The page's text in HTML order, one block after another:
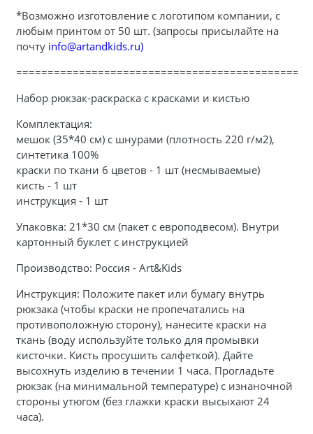
*Возможно изготовление с логотипом компании, с
любым принтом от 50 шт. (запросы присылайте на
почту info@artandkids.ru)
===============================================
Набор рюкзак-раскраска с красками и кистью
Комплектация:
мешок (35*40 см) с шнурами (плотность 220 г/м2),
синтетика 100%
краски по ткани 6 цветов - 1 шт (несмываемые)
кисть - 1 шт
инструкция - 1 шт
Упаковка: 21*30 см (пакет с европодвесом). Внутри
картонный буклет с инструкцией
Производство: Россия - Art&Kids
Инструкция: Положите пакет или бумагу внутрь
рюкзака (чтобы краски не пропечатались на
противоположную сторону), нанесите краски на
ткань (воду используйте только для промывки
кисточки. Кисть просушить салфеткой). Дайте
высохнуть изделию в течении 1 часа. Прогладьте
рюкзак (на минимальной температуре) с изнаночной
стороны утюгом (без глажки краски высыхают 24
часа).